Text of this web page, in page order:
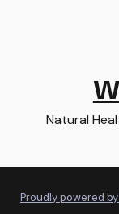
Natural
Proudly powered